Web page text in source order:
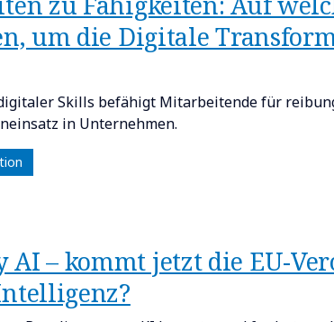
um die Digitale
Skills befähigt Mitarbeitende für
in Unternehmen.
– kommt jetzt die EU-